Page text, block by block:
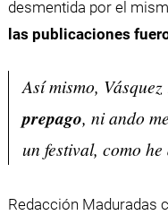
desmentida por el
las publicaciones
Así mismo,
prepago, ni ando
un festival, como
Redacción Maduradas